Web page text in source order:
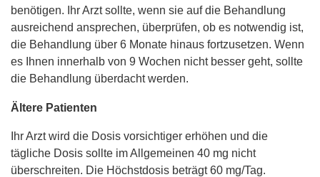
benötigen. Ihr Arzt sollte, wenn sie auf die Behandlung
ausreichend ansprechen, überprüfen, ob es notwendig ist,
die Behandlung über 6 Monate hinaus fortzusetzen. Wenn
es Ihnen innerhalb von 9 Wochen nicht besser geht, sollte
die Behandlung überdacht werden.
Ältere Patienten
Ihr Arzt wird die Dosis vorsichtiger erhöhen und die
tägliche Dosis sollte im Allgemeinen 40 mg nicht
überschreiten. Die Höchstdosis beträgt 60 mg/Tag.